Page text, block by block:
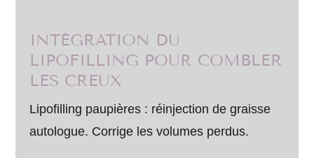
INTÉGRATION DU
LIPOFILLING POUR COMBLER
LES CREUX
Lipofilling paupières : réinjection de graisse
autologue. Corrige les volumes perdus.